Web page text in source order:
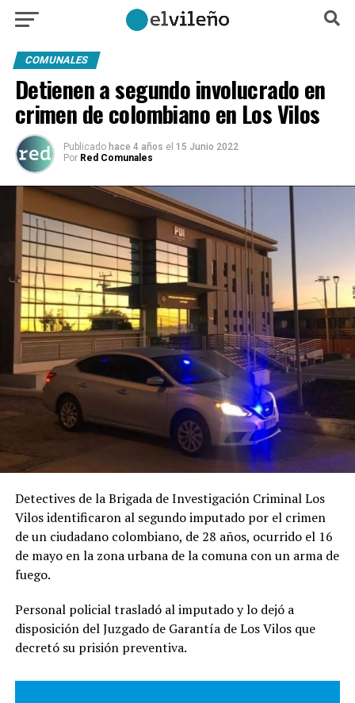
COMUNALES
Detienen a segundo involucrado en
crimen de colombiano en Los Vilos
Publicado hace 4 años el 15 Junio 2022
Por Red Comunales
Detectives de la Brigada de Investigación Criminal Los
Vilos identificaron al segundo imputado por el crimen
de un ciudadano colombiano, de 28 años, ocurrido el 16
de mayo en la zona urbana de la comuna con un arma de
fuego.
Personal policial trasladó al imputado y lo dejó a
disposición del Juzgado de Garantía de Los Vilos que
decretó su prisión preventiva.